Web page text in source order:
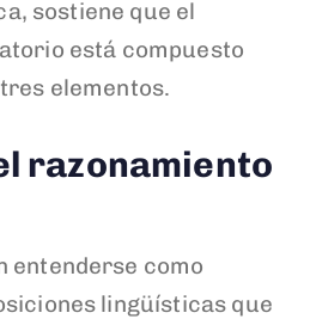
sostiene que el
está compuesto
elementos.
razonamiento
entenderse como
lingüísticas que